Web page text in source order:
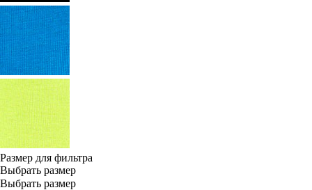
Размер для фильтра
Выбрать размер
Выбрать размер